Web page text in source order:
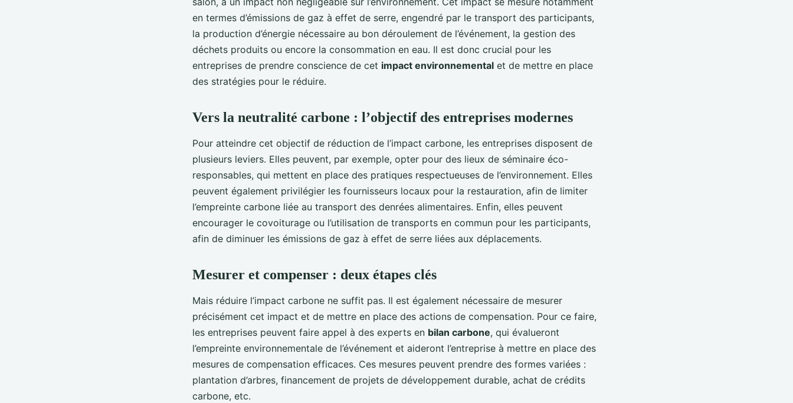
en termes d’émissions de gaz à effet de serre, engendré par le transport des participants,
la production d’énergie nécessaire au bon déroulement de l’événement, la gestion des
déchets produits ou encore la consommation en eau. Il est donc crucial pour les
entreprises de prendre conscience de cet impact environnemental et de mettre en place
des stratégies pour le réduire.
Vers la neutralité carbone : l’objectif des entreprises modernes
Pour atteindre cet objectif de réduction de l’impact carbone, les entreprises disposent de
plusieurs leviers. Elles peuvent, par exemple, opter pour des lieux de séminaire éco-
responsables, qui mettent en place des pratiques respectueuses de l’environnement. Elles
peuvent également privilégier les fournisseurs locaux pour la restauration, afin de limiter
l’empreinte carbone liée au transport des denrées alimentaires. Enfin, elles peuvent
encourager le covoiturage ou l’utilisation de transports en commun pour les participants,
afin de diminuer les émissions de gaz à effet de serre liées aux déplacements.
Mesurer et compenser : deux étapes clés
Mais réduire l’impact carbone ne suffit pas. Il est également nécessaire de mesurer
précisément cet impact et de mettre en place des actions de compensation. Pour ce faire,
les entreprises peuvent faire appel à des experts en bilan carbone, qui évalueront
l’empreinte environnementale de l’événement et aideront l’entreprise à mettre en place des
mesures de compensation efficaces. Ces mesures peuvent prendre des formes variées :
plantation d’arbres, financement de projets de développement durable, achat de crédits
carbone, etc.